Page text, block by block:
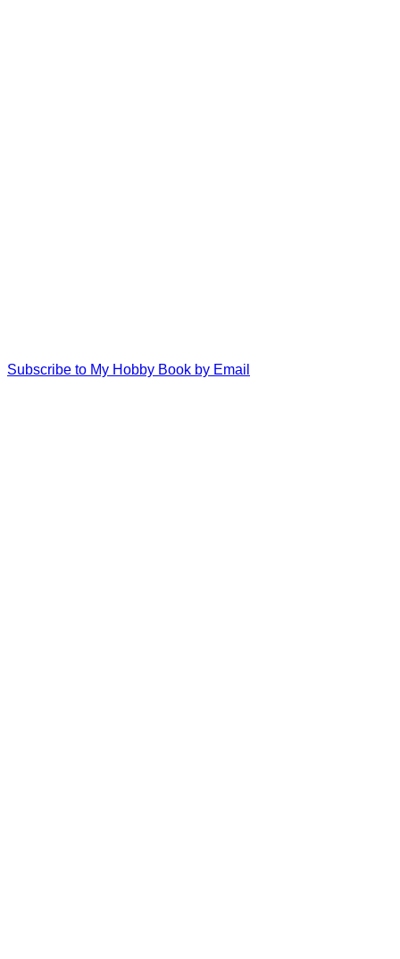
Subscribe to My Hobby Book by Email